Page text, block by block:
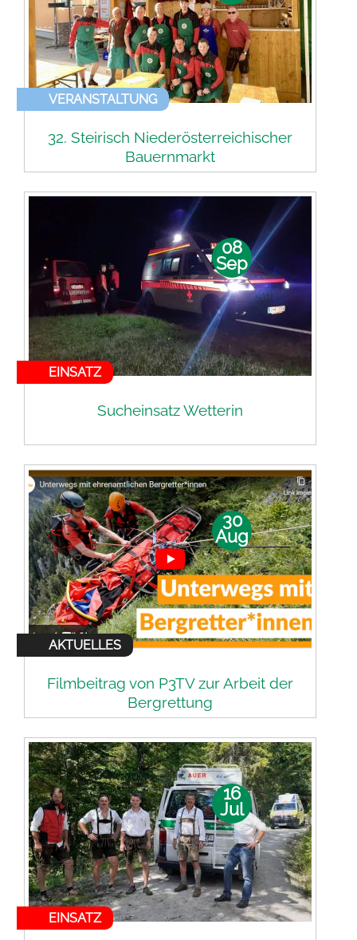
VERANSTALTUNG
32. Steirisch Niederösterreichischer
Bauernmarkt
08
Sep
EINSATZ
Sucheinsatz Wetterin
30
Aug
AKTUELLES
Filmbeitrag von P3TV zur Arbeit der
Bergrettung
16
Jul
EINSATZ